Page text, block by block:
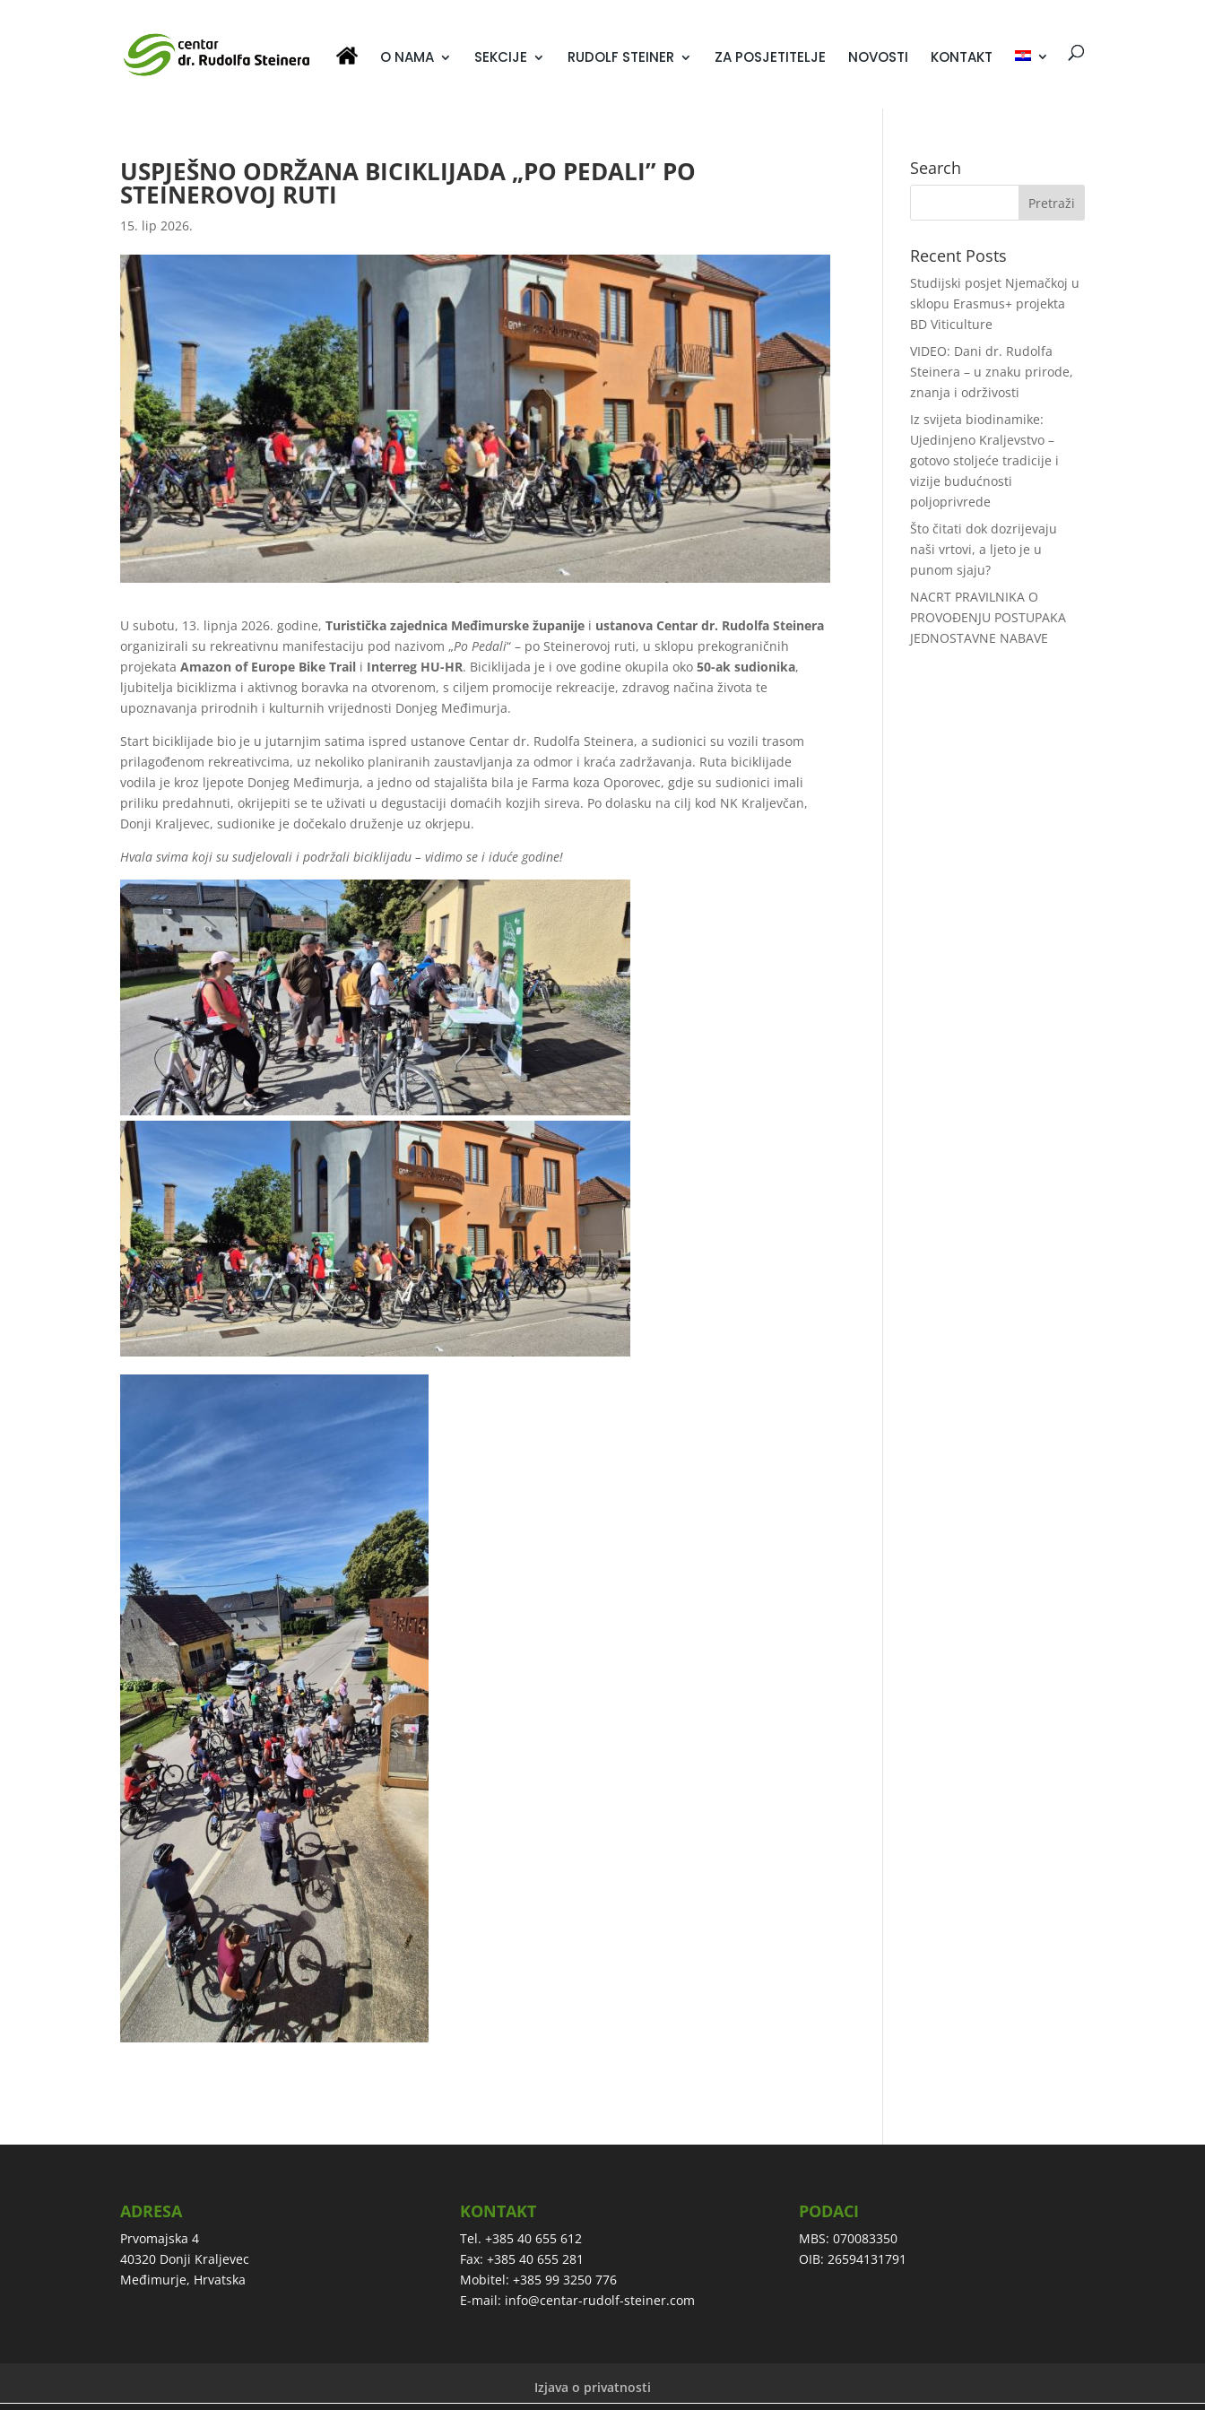
O NAMA SEKCIJE RUDOLF STEINER ZA POSJETITELJE NOVOSTI KONTAKT
USPJEŠNO ODRŽANA BICIKLIJADA „PO PEDALI” PO
STEINEROVOJ RUTI
15. lip 2026.
U subotu, 13. lipnja 2026. godine,Turistička zajednica Međimurske županije i ustanova Centar dr. Rudolfa Steinera
organizirali su rekreativnu manifestaciju pod nazivom „Po Pedali“ – po Steinerovoj ruti, u sklopu prekograničnih
projekataAmazon of Europe Bike Trail i Interreg HU-HR. Biciklijada je i ove godine okupila oko50-ak sudionika,
ljubitelja biciklizma i aktivnog boravka na otvorenom, s ciljem promocije rekreacije, zdravog načina života te
upoznavanja prirodnih i kulturnih vrijednosti Donjeg Međimurja.
Start biciklijade bio je u jutarnjim satima ispred ustanove Centar dr. Rudolfa Steinera, a sudionici su vozili trasom
prilagođenom rekreativcima, uz nekoliko planiranih zaustavljanja za odmor i kraća zadržavanja. Ruta biciklijade
vodila je kroz ljepote Donjeg Međimurja, a jedno od stajališta bila je Farma koza Oporovec, gdje su sudionici imali
priliku predahnuti, okrijepiti se te uživati u degustaciji domaćih kozjih sireva. Po dolasku na cilj kod NK Kraljevčan,
Donji Kraljevec, sudionike je dočekalo druženje uz okrjepu.
Hvala svima koji su sudjelovali i podržali biciklijadu – vidimo se i iduće godine!
Search
Recent Posts
Studijski posjet Njemačkoj u
sklopu Erasmus+ projekta
BD Viticulture
VIDEO: Dani dr. Rudolfa
Steinera – u znaku prirode,
znanja i održivosti
Iz svijeta biodinamike:
Ujedinjeno Kraljevstvo –
gotovo stoljeće tradicije i
vizije budućnosti
poljoprivrede
Što čitati dok dozrijevaju
naši vrtovi, a ljeto je u
punom sjaju?
NACRT PRAVILNIKA O
PROVOĐENJU POSTUPAKA
JEDNOSTAVNE NABAVE
ADRESA
Prvomajska 4
40320 Donji Kraljevec
Međimurje, Hrvatska
KONTAKT
Tel. +385 40 655 612
Fax: +385 40 655 281
Mobitel: +385 99 3250 776
E-mail: info@centar-rudolf-steiner.com
PODACI
MBS: 070083350
OIB: 26594131791
Izjava o privatnosti